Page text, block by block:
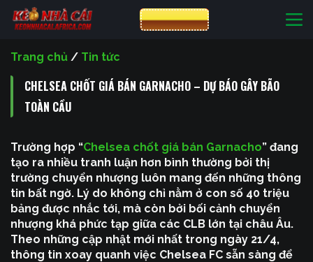
Bỏ
qua
dung
CƯỢC VIN88
Trang chủ / Tin tức
CHELSEA CHỐT GIÁ BÁN GARNACHO – DỰ BÁO GÂY BÃO
TOÀN CẦU
Trường hợp “Chelsea chốt giá bán Garnacho” đang
tạo ra nhiều tranh luận hơn bình thường bởi thị
trường chuyển nhượng luôn mang đến những thông
tin bất ngờ. Lý do không chỉ nằm ở con số 40 triệu
bảng được nhắc tới, mà còn bởi bối cảnh chuyển
nhượng khá phức tạp giữa các CLB lớn tại châu Âu.
Theo những cập nhật mới nhất trong ngày 21/4,
thông tin xoay quanh việc Chelsea FC sẵn sàng để